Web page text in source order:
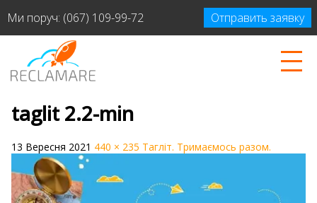
Ми поруч: (067) 109-99-72 Отправить заявку
taglit 2.2-min
13 Вересня 2021 440 × 235 Тагліт. Тримаємось разом.